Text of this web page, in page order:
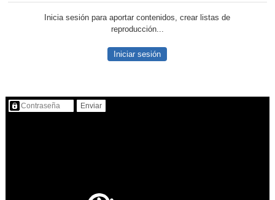
Inicia sesión para aportar contenidos, crear listas de
reproducción...
Iniciar sesión
Contenido protegido…